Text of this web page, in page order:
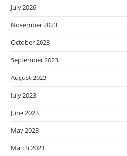
July 2026
November 2023
October 2023
September 2023
August 2023
July 2023
June 2023
May 2023
March 2023